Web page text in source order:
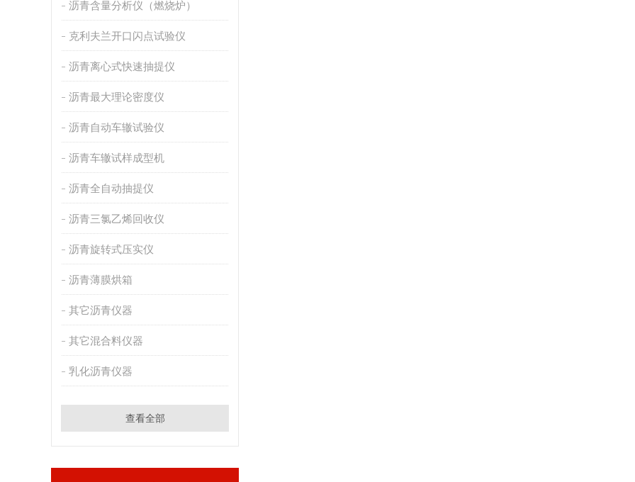
沥青含量分析仪（燃烧炉）
克利夫兰开口闪点试验仪
沥青离心式快速抽提仪
沥青最大理论密度仪
沥青自动车辙试验仪
沥青车辙试样成型机
沥青全自动抽提仪
沥青三氯乙烯回收仪
沥青旋转式压实仪
沥青薄膜烘箱
其它沥青仪器
其它混合料仪器
乳化沥青仪器
查看全部